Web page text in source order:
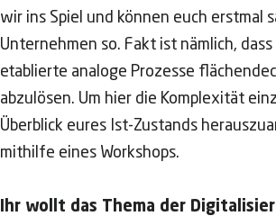
wir ins Spiel und können euch erstmal
Unternehmen so. Fakt ist nämlich,
etablierte analoge Prozesse
abzulösen. Um hier die Komplexität
Überblick eures Ist-Zustands
mithilfe eines Workshops.
Ihr wollt das Thema der